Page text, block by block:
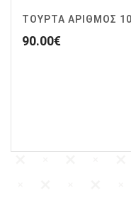
ΤΟΥΡΤΑ ΑΡΙΘΜΟΣ 10
90.00€